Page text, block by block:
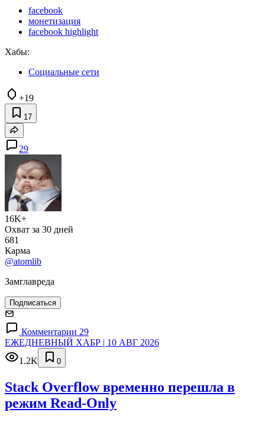
facebook
монетизация
facebook highlight
Хабы:
Социальные сети
+19
17
29
16K+
Охват за 30 дней
681
Карма
@atomlib
Замглавреда
Подписаться
Комментарии 29
ЕЖЕДНЕВНЫЙ ХАБР | 10 АВГ 2026
1.2K
0
Stack Overflow временно перешла в
режим Read-Only